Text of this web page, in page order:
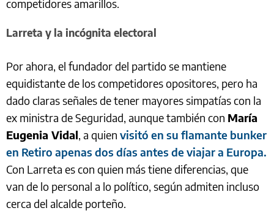
competidores amarillos.
Larreta y la incógnita electoral
Por ahora, el fundador del partido se mantiene
equidistante de los competidores opositores, pero ha
dado claras señales de tener mayores simpatías con la
ex ministra de Seguridad, aunque también con María
Eugenia Vidal, a quien visitó en su flamante bunker
en Retiro apenas dos días antes de viajar a Europa.
Con Larreta es con quien más tiene diferencias, que
van de lo personal a lo político, según admiten incluso
cerca del alcalde porteño.